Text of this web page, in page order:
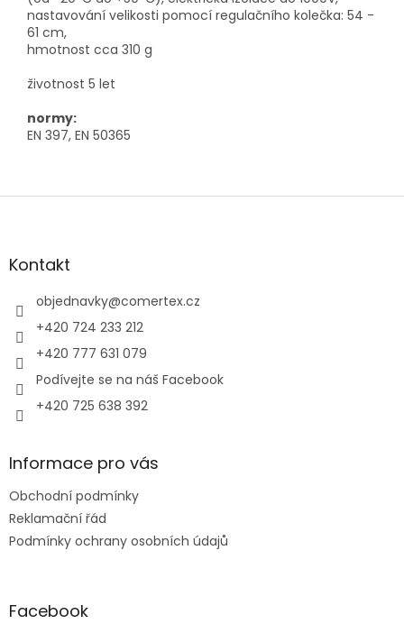
nastavování velikosti pomocí regulačního kolečka: 54 -
61 cm,
hmotnost cca 310 g
životnost 5 let
normy:
EN 397, EN 50365
Z
aKontakt
objednavky@comertex.cz
+420 724 233 212
+420 777 631 079
Podívejte se na náš Facebook
+420 725 638 392
Informace pro vás
Obchodní podmínky
Reklamační řád
Podmínky ochrany osobních údajů
Facebook